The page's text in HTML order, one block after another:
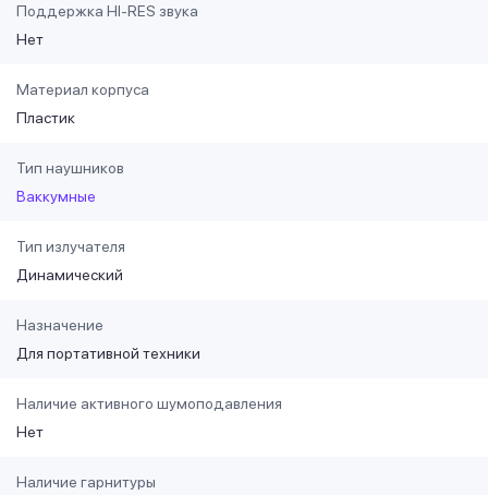
Поддержка HI-RES звука
Нет
Материал корпуса
Пластик
Тип наушников
Ваккумные
Тип излучателя
Динамический
Назначение
Для портативной техники
Наличие активного шумоподавления
Нет
Наличие гарнитуры